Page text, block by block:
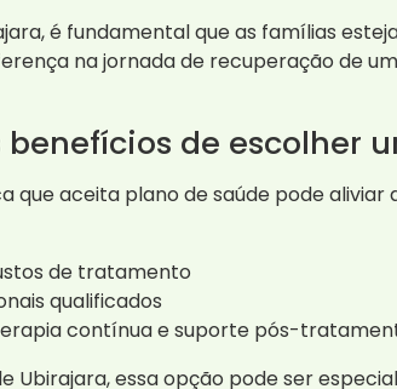
é fundamental que as famílias
na jornada de recuperação de
benefícios de escolher
que aceita plano de saúde pode
de tratamento
qualificados
contínua e suporte pós-
Ubirajara, essa opção pode ser